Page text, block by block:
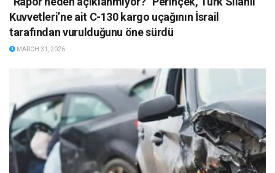
Kuvvetleri’ne ait C-130 kargo uçağının İsrail
tarafından vurulduğunu öne sürdü
MARCH 31, 2026